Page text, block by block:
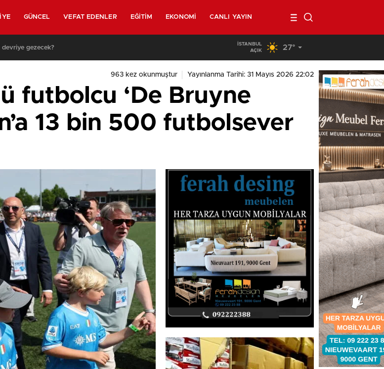
GÜNCEL VEFAT EDENLER EĞITIM EKONOMI CANLI YAYIN
devriye gezecek? Belçika’da kendi minibüsünün altında kalan 40
İSTANBUL
AÇIK
27°
963 kez okunmuştur Yayınlanma Tarihi: 31 Mayıs 2026 22:02
futbolcu ‘De Bruyne
13 bin 500 futbolsever